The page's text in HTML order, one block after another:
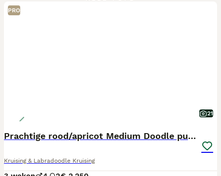
PRO
21
Prachtige rood/apricot Medium Doodle pups
Kruising & Labradoodle Kruising